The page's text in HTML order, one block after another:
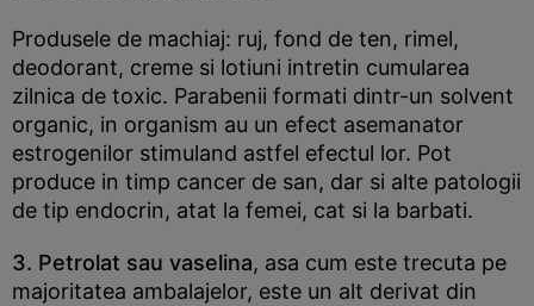
Produsele de machiaj: ruj, fond de ten, rimel,
deodorant, creme si lotiuni intretin cumularea
zilnica de toxic. Parabenii formati dintr-un solvent
organic, in organism au un efect asemanator
estrogenilor stimuland astfel efectul lor. Pot
produce in timp cancer de san, dar si alte patologii
de tip endocrin, atat la femei, cat si la barbati.
3. Petrolat sau vaselina, asa cum este trecuta pe
majoritatea ambalajelor, este un alt derivat din